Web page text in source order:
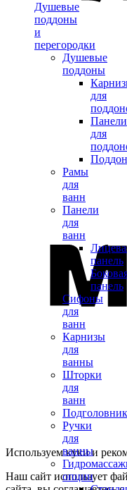
Душевые
поддоны
и
перегородки
Душевые
поддоны
для
Панели
для
Рамы
для
ванн
Панели
для
ванн
панель
панель
Сифоны
для
ванн
Карнизы
для
ванны
Шторки
для
ванн
Ручки
для
ванны
опции
Используем куки и
Наш сайт использует